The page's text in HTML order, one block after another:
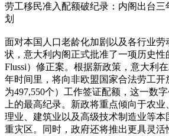
劳工移民准入配额破纪录：内阁出台三
划
面对本国人口老龄化加剧以及各行业
状，意大利内阁正式批准了一项历史性
Flussi）修正案。根据新政策，意大利
年时间里，将向非欧盟国家合法劳工开
为497,550个）工作签证配额，这一数
上的最高纪录。新政将重点倾向于农业
理业、建筑业以及高级技术制造业等本
重灾区。同时，政府还将推出更具灵